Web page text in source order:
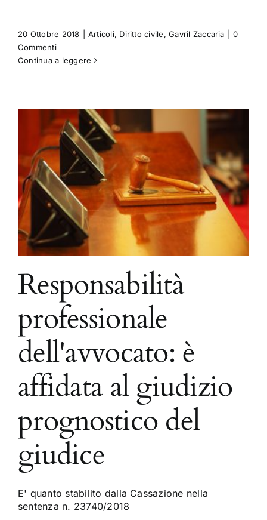
20 Ottobre 2018 Articoli, Diritto civile,Gavril Zaccaria
0
Commenti
Continua a leggere
Responsabilità
professionale
dell'avvocato: è
affidata al giudizio
prognostico del
giudice
E' quanto stabilito dalla Cassazione nella
sentenza n. 23740/2018